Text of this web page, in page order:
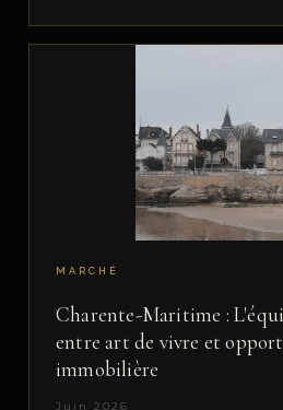
MARCHÉ
Charente-Maritime :
entre art de vivre et
immobilière
Juin 2026